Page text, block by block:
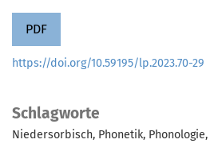
PDF
Schlagworte
Niedersorbisch Phonetik Phonologie
https://doi.org/10.59195/lp.2023.70-29